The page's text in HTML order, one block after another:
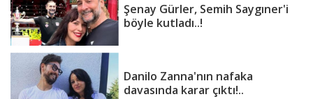
Şenay Gürler, Semih Saygıner'i
böyle kutladı..!
Danilo Zanna'nın nafaka
davasında karar çıktı!..